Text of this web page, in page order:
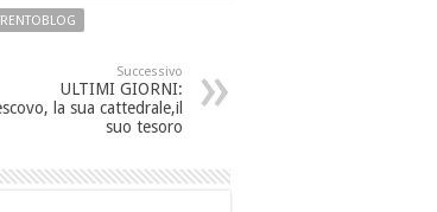
Successivo
ULTIMI GIORNI:
la sua cattedrale,il
suo tesoro